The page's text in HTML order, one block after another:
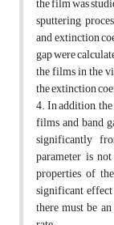
sputtering
and extinction
gap were
the films in the
the extinction
4. In addition,
films and band
significantly
parameter is
properties of
significant
there must be